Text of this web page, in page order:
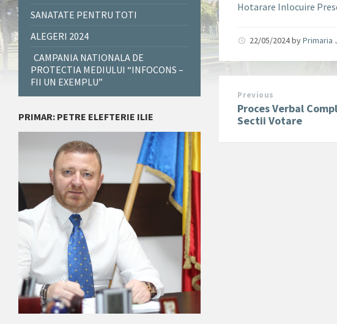
Hotarare Inlocuire
22/05/2024byPrimaria
Previous
Proces Verbal
Sectii Votare
SANATATE PENTRU TOTI
ALEGERI 2024
CAMPANIA NATIONALA DE
PROTECTIA MEDIULUI “INFOCONS –
FII UN EXEMPLU”
PRIMAR: PETRE ELEFTERIE ILIE